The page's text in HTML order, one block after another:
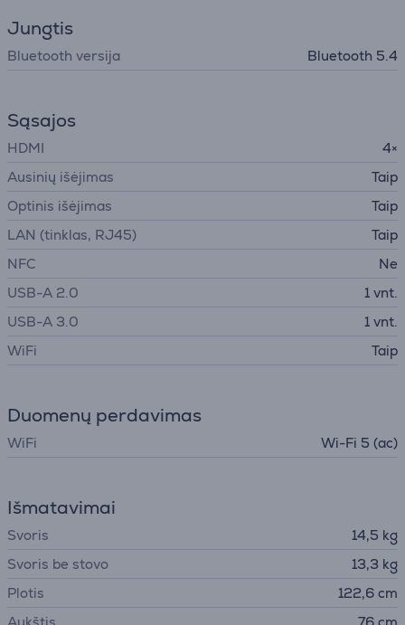
Jungtis
Bluetooth versija Bluetooth 5.4
Sąsajos
HDMI
4×
Ausinių išėjimas
Taip
Optinis išėjimas
Taip
LAN (tinklas, RJ45)
Taip
NFC
Ne
USB-A 2.0
1 vnt.
USB-A 3.0
1 vnt.
WiFi
Taip
Duomenų perdavimas
WiFi Wi-Fi 5 (ac)
Išmatavimai
Svoris
14,5 kg
Svoris be stovo
13,3 kg
Plotis
122,6 cm